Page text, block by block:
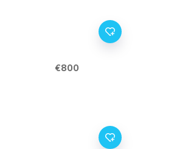
€800